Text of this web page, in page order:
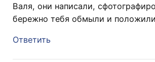
Валя, они написали,
бережно тебя обмыли и
Ответить